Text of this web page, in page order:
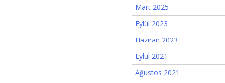
Mart 2025
Eylül 2023
Haziran 2023
Eylül 2021
Ağustos 2021